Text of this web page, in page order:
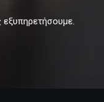
εξυπηρετήσουμε.